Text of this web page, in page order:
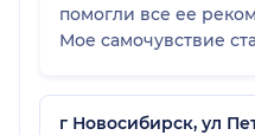
помогли все ее
Мое самочувствие
за ваш труд.
г Новосибирск, ул